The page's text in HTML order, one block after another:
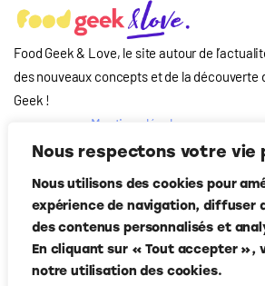
Nous respectons votre vie
Nous utilisons des cookies pour
expérience de navigation, diffuser
des contenus personnalisés et
En cliquant sur « Tout accepter »,
notre utilisation des cookies.
Food Geek & Love, le site autour de
des nouveaux concepts et de la découverte
Geek !
Mentions légales
Qui-sommes nous
Suivez-nous